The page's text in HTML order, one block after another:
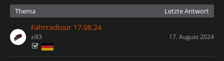
Thema Letzte Antwort
Fahrradtour 17.08.24
zill3 17. August 2024